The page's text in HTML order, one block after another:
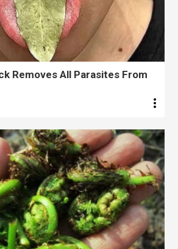
Removes All Parasites From